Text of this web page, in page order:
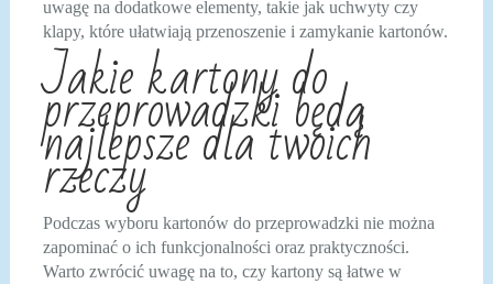
uwagę na dodatkowe elementy, takie jak uchwyty czy
klapy, które ułatwiają przenoszenie i zamykanie kartonów.
Jakie kartony do
przeprowadzki będą
najlepsze dla twoich
rzeczy
Podczas wyboru kartonów do przeprowadzki nie można
zapominać o ich funkcjonalności oraz praktyczności.
Warto zwrócić uwagę na to, czy kartony są łatwe w